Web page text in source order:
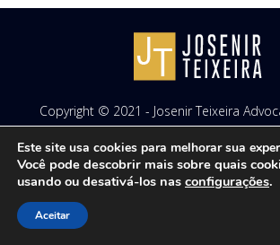
Copyright © 2021 - Josenir Teixeira
Este site usa cookies para melhorar sua
Você pode descobrir mais sobre quais
usando ou desativá-los nas configurações.
Aceitar